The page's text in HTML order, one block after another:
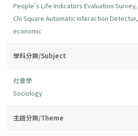
People's Life Indicators Evaluation Survey,
Chi Square Automatic Interaction Detector,
economic
學科分類/Subject
社會學
Sociology
主題分類/Theme